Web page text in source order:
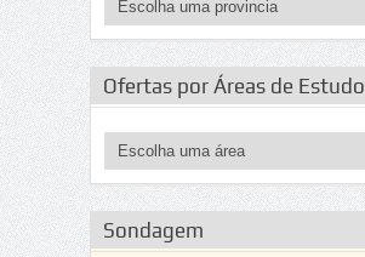
Ofertas por Áreas de Estudo
Sondagem